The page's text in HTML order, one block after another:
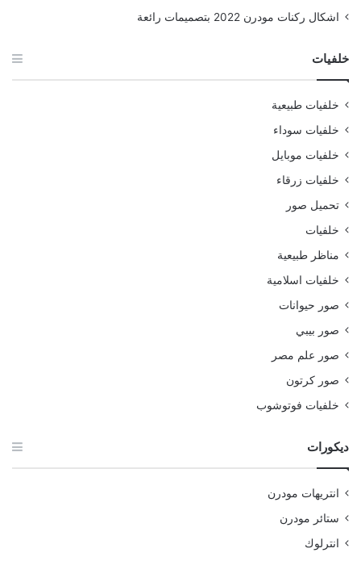
اشكال ركنات مودرن 2022 بتصميمات رائعة
خلفيات
خلفيات طبيعية
خلفيات سوداء
خلفيات موبايل
خلفيات زرقاء
تحميل صور
خلفيات
مناظر طبيعية
خلفيات اسلامية
صور حيوانات
صور بيبي
صور علم مصر
صور كرتون
خلفيات فوتوشوب
ديكورات
انتريهات مودرن
ستائر مودرن
انترلوك